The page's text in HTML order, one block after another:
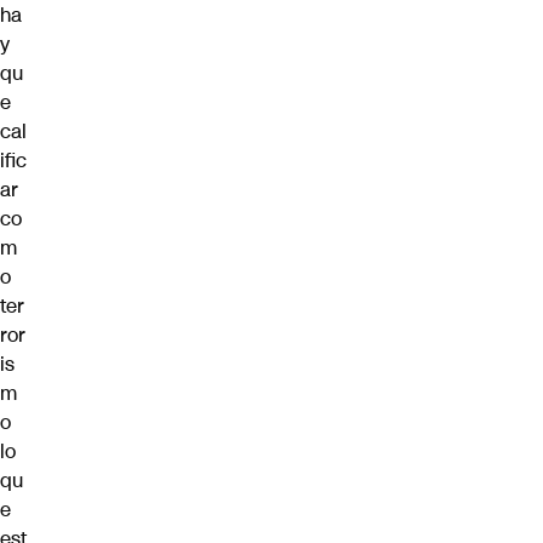
ha
y
qu
e
cal
ific
ar
co
m
o
ter
ror
is
m
o
lo
qu
e